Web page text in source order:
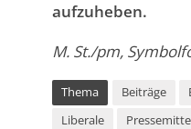
aufzuheben.
M. St./pm,
Thema Beiträge
Liberale